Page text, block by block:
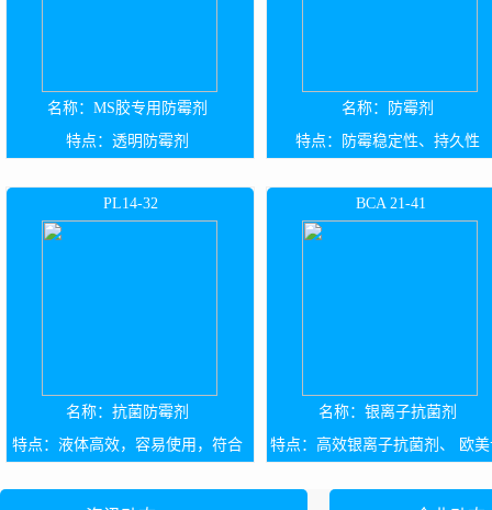
MS胶专用防霉剂
透明防霉剂
防霉剂
防霉稳定性、持久性
PL14-32
抗菌防霉剂
液体高效，容易使用，符合
BCA 21-41
银离子抗菌剂
高效银离子抗菌剂、 欧